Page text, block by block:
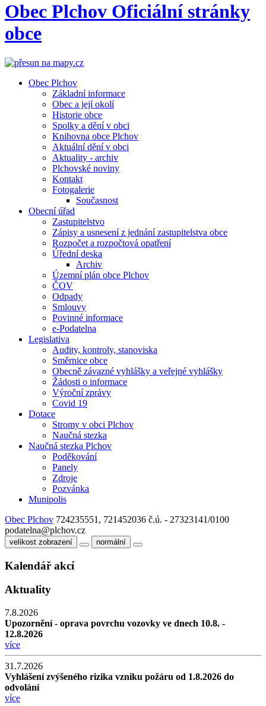
Obec Plchov Oficiální stránky
obce
Obec Plchov
Základní informace
Obec a její okolí
Historie obce
Spolky a dění v obci
Knihovna obce Plchov
Aktuální dění v obci
Aktuality - archiv
Plchovské noviny
Kontakt
Fotogalerie
Současnost
Obecní úřad
Zastupitelstvo
Zápisy a usnesení z jednání zastupitelstva obce
Rozpočet a rozpočtová opatření
Úřední deska
Archiv
Územní plán obce Plchov
ČOV
Odpady
Smlouvy
Povinné informace
e-Podatelna
Legislativa
Audity, kontroly, stanoviska
Směrnice obce
Obecně závazné vyhlášky a veřejné vyhlášky
Žádosti o informace
Výroční zprávy
Covid 19
Dotace
Stromy v obci Plchov
Naučná stezka
Naučná stezka Plchov
Poděkování
Panely
Zdroje
Pozvánka
Munipolis
Obec Plchov 724235551, 721452036 č.ú. - 27323141/0100
podatelna@plchov.cz
velikost zobrazení normální
Kalendář akcí
Aktuality
7.8.2026
Upozornění - oprava povrchu vozovky ve dnech 10.8. -
12.8.2026
více
31.7.2026
Vyhlášení zvýšeného rizika vzniku požáru od 1.8.2026 do
odvolání
více